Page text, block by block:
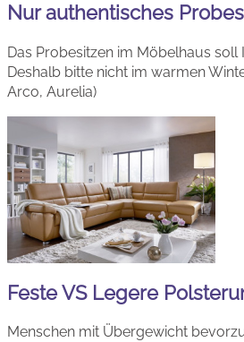
Nur authentisches
Das Probesitzen im Möbelhaus soll
Deshalb bitte nicht im warmen
Arco, Aurelia)
Feste VS Legere
Menschen mit Übergewicht